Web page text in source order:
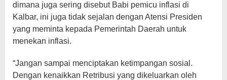
dimana juga sering disebut Babi pemicu inflasi di
Kalbar, ini juga tidak sejalan dengan Atensi Presiden
yang meminta kepada Pemerintah Daerah untuk
menekan inflasi.
“Jangan sampai menciptakan ketimpangan sosial.
Dengan kenaikkan Retribusi yang dikeluarkan oleh